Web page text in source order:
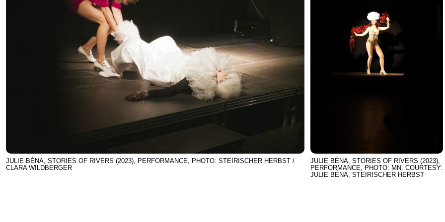
JULIE BÉNA, STORIES OF RIVERS (2023), PERFORMANCE, PHOTO: STEIRISCHER HERBST /
CLARA WILDBERGER
JULIE BÉNA, STORIES OF RIVERS (2023),
PERFORMANCE, PHOTO: MN. COURTESY:
JULIE BÉNA, STEIRISCHER HERBST